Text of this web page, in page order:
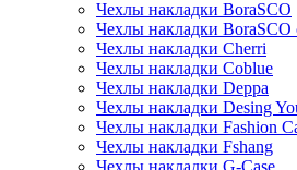
Чехлы накладки BoraSCO
Чехлы накладки BoraSCO
Чехлы накладки Cherri
Чехлы накладки Coblue
Чехлы накладки Deppa
Чехлы накладки Desing
Чехлы накладки Fashion
Чехлы накладки Fshang
Чехлы накладки G-Case